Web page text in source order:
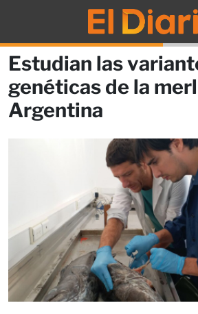
Estudian las
genéticas de la
Argentina